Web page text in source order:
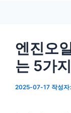
엔진오
는 5가
2025-07-17 작성자: